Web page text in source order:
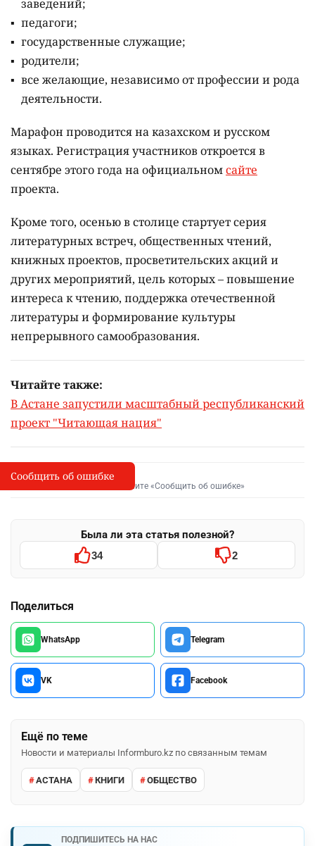
заведений;
педагоги;
государственные служащие;
родители;
все желающие, независимо от профессии и рода
деятельности.
Марафон проводится на казахском и русском
языках. Регистрация участников откроется в
сентябре этого года на официальномсайте
проекта.
Кроме того, осенью в столице стартует серия
литературных встреч, общественных чтений,
книжных проектов, просветительских акций и
других мероприятий, цель которых –повышение
интереса к чтению, поддержка отечественной
литературы и формирование культуры
непрерывного самообразования.
Читайте также:
В Астане запустили масштабный республиканский
проект "Читающая нация"
I
Сообщить об опечатке
Выделите фрагмент и нажмите «Сообщить об ошибке»
Была ли эта статья полезной?
34 2
Поделиться
WhatsApp Telegram
VK Facebook
Ещё по теме
Новости и материалы Informburo.kz по связанным темам
АСТАНА КНИГИ ОБЩЕСТВО
ПОДПИШИТЕСЬ НА НАС
Сообщить об ошибке